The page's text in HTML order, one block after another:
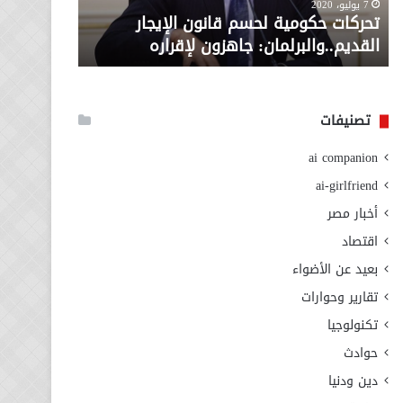
لإقراره
7 يوليو، 2020
تحركات حكومية لحسم قانون الإيجار
القديم..والبرلمان: جاهزون لإقراره
من
وزارة
الاجتماعي
تصنيفات
ai companion
ai-girlfriend
أخبار مصر
اقتصاد
بعيد عن الأضواء
تقارير وحوارات
تكنولوجيا
حوادث
دين ودنيا